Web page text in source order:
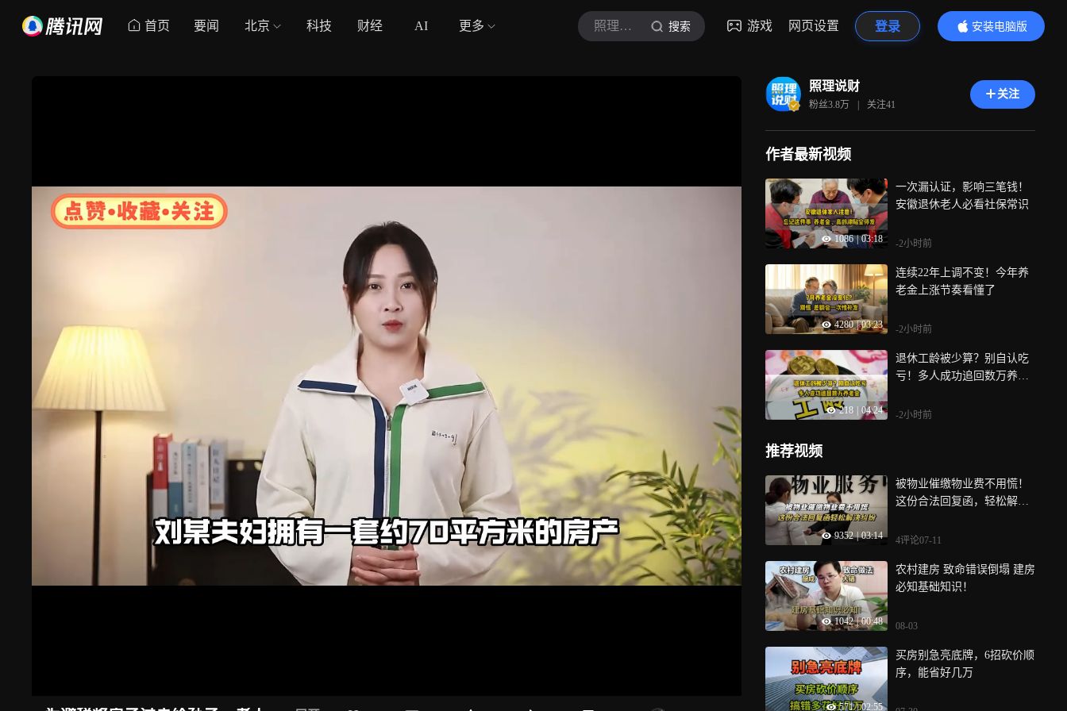
首页 要闻 北京 科技 财经 AI 更多 照理说财 搜索 游戏 网页设置 登录
安装电脑版
内容更精彩
照理说财
粉丝3.8万 | 关注41
关注
作者最新视频
1086 | 03:18
一次漏认证，影响三笔钱！
安徽退休老人必看社保常识
-2小时前
4280 | 03:23
连续22年上调不变！今年养
老金上涨节奏看懂了
-2小时前
218 04:24
退休工龄被少算？别自认吃
亏！多人成功追回数万养老
-2小时前
推荐视频
9352 | 03:14
被物业催缴物业费不用慌！
这份合法回复函，轻松解决
4评论07-11
1042 | 00:48
农村建房 致命错误倒塌 建房
必知基础知识！
08-03
571 | 02:55
买房别急亮底牌，6招砍价顺
序，能省好几万